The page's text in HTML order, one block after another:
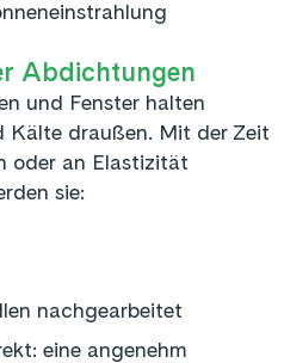
Abdichtungen
und Fenster halten
draußen. Mit der Zeit
oder an Elastizität
sie:
nachgearbeitet
eine angenehm